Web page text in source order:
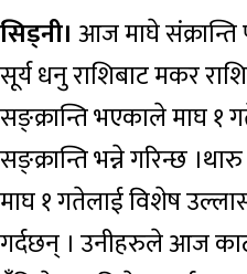
सिड्नी। आज माघे संक्रान्ति
सूर्य धनु राशिबाट मकर
सङ्क्रान्ति भएकाले माघ १
सङ्क्रान्ति भन्ने गरिन्छ
माघ १ गतेलाई विशेष
गर्दछन् । उनीहरुले आज